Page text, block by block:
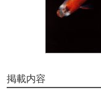
掲載内容